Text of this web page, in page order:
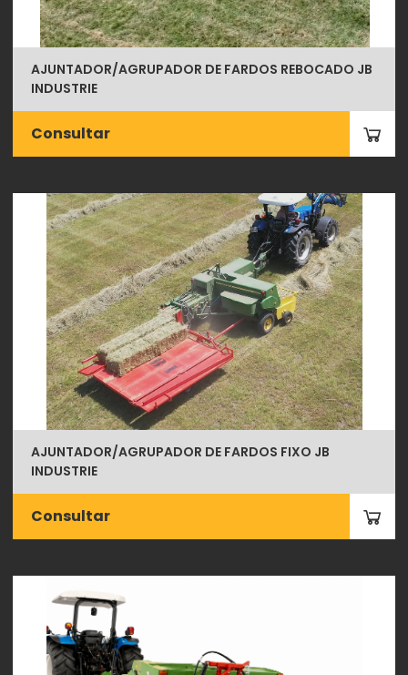
AJUNTADOR/AGRUPADOR DE FARDOS REBOCADO JB
INDUSTRIE
Consultar
AJUNTADOR/AGRUPADOR DE FARDOS FIXO JB
INDUSTRIE
Consultar